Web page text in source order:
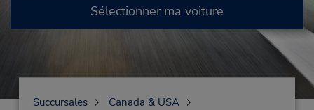
Sélectionner ma voiture
Succursales
Canada & USA